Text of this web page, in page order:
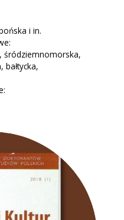
i in.
śródziemnomorska,
bałtycka,